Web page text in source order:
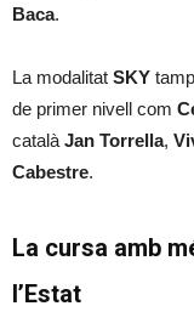
Baca.
La modalitat SKY
de primer nivell com
català Jan Torrella,
Cabestre.
La cursa amb
l’Estat